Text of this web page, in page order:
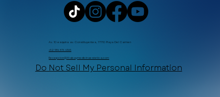
Av. 10 esquina av. Constituyentes, 77710 Playa Del Carmen
+52 984 876 6365
Recepcion@Xtabaymedicinaestetica.com
Do Not Sell My Personal Information